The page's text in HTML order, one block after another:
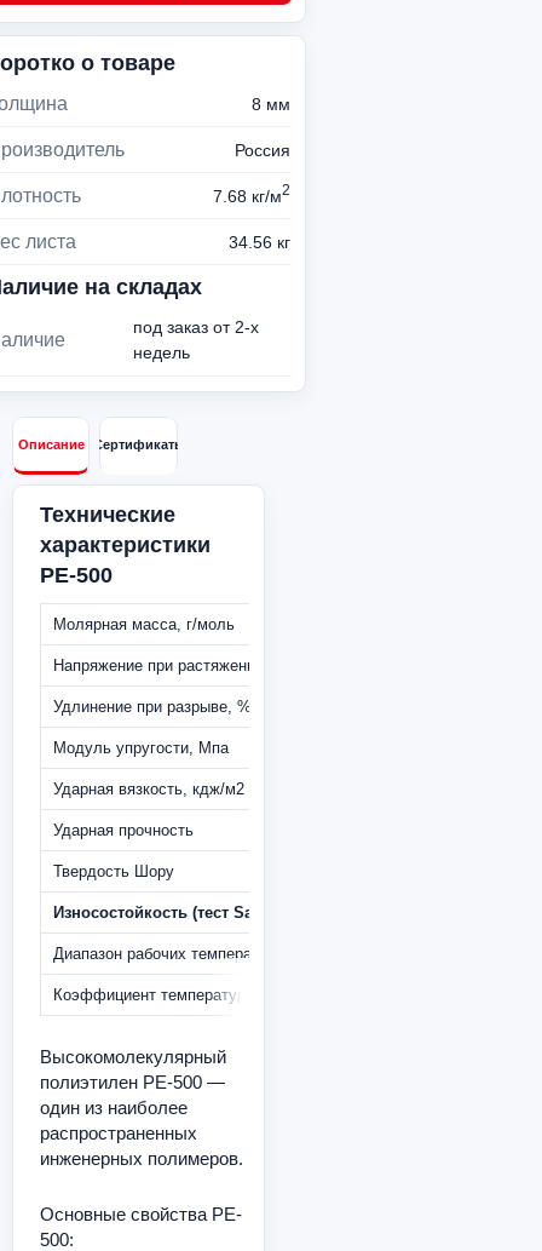
о товаре
8 мм
Россия
7.68 кг/м2
листа 34.56 кг
на складах
под заказ от 2-х
недель
Описание Сертификаты
Технические
характеристики
РЕ-500
Молярная масса, г/моль
Напряжение при растяжении, Мпа
Удлинение при разрыве, %
Модуль упругости, Мпа
Ударная вязкость, кдж/м2
Ударная прочность
Твердость Шору
Износостойкость (тест Sand-and-Slurry), меньше — лучше
Диапазон рабочих температур, С
Коэффициент температурного расширения
Высокомолекулярный
полиэтилен PE-500 —
один из наиболее
распространенных
инженерных полимеров.
Основные свойства PE-
500: